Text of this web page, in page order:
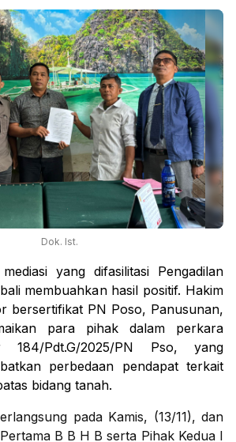
Dok. Ist.
yang difasilitasi Pengadilan
membuahkan hasil positif. Hakim
bersertifikat PN Poso, Panusunan,
para pihak dalam perkara
184/Pdt.G/2025/PN Pso, yang
perbedaan pendapat terkait
bidang tanah.
pada Kamis, (13/11), dan
B B H B serta Pihak Kedua I